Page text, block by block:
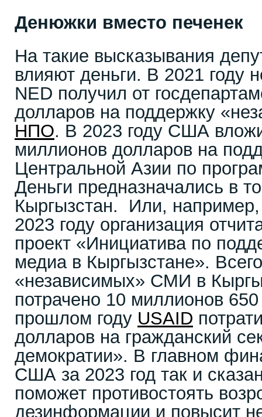
Денюжки вместо печенек
На такие высказывания
влияют деньги. В 2021 году
NED получил от
долларов на поддержку
НПО. В 2023 году США
миллионов долларов на
Центральной Азии по
Деньги предназначались в
Кыргызстан. Или,
2023 году организация
проект «Инициатива по
медиа в Кыргызстане».
«независимых» СМИ в
потрачено 10 миллионов
прошлом году USAID
долларов на гражданский
демократии». В главном
США за 2023 год так и
поможет противостоять
дезинформации и повысит